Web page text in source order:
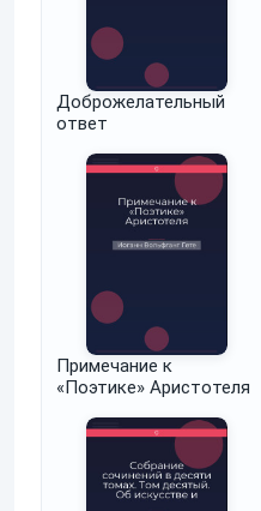
Доброжелательный
ответ
Примечание к
«Поэтике» Аристотеля